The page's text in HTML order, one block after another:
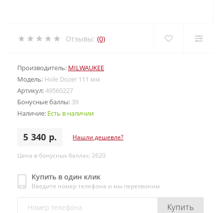
Отзывы: (0)
Производитель: MILWAUKEE
Модель: Hole Dozer 111 мм
Артикул:49560227
Бонусные баллы: 39
Наличие: Есть в наличии
5 340 р. Нашли дешевле?
Цена в бонусных баллах: 2620
Купить в один клик
Введите номер телефона и мы перезвоним
Купить